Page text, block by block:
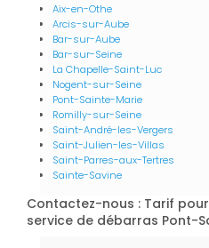
Aix-en-Othe
Arcis-sur-Aube
Bar-sur-Aube
Bar-sur-Seine
La Chapelle-Saint-Luc
Nogent-sur-Seine
Pont-Sainte-Marie
Romilly-sur-Seine
Saint-André-les-Vergers
Saint-Julien-les-Villas
Saint-Parres-aux-Tertres
Sainte-Savine
Contactez-nous : Tarif
service de débarras Pont-